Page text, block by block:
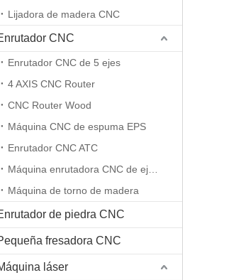
Lijadora de madera CNC
CNC
Enrutador CNC de 5 ejes
4 AXIS CNC Router
CNC Router Wood
Máquina CNC de espuma EPS
Enrutador CNC ATC
Máquina de torno de madera
de piedra CNC
fresadora CNC
láser